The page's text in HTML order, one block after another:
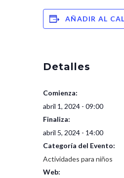
AÑADIR AL
Detalles
Comienza:
abril 1, 2024 - 09:00
Finaliza:
abril 5, 2024 - 14:00
Categoría del Evento:
Actividades para niños
Web: